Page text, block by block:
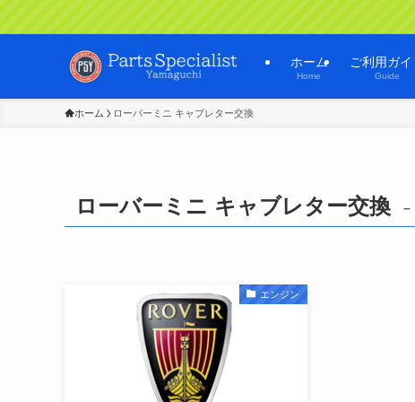
ホーム
Home
ご利用ガイ
Guide
ホーム ローバーミニ キャブレター交換
ローバーミニ キャブレター交換 –
エンジン